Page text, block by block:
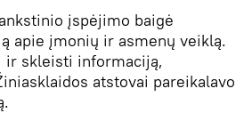
įspėjimo baigė
apie įmonių ir asmenų veiklą.
ir skleisti informaciją,
atstovai pareikalavo